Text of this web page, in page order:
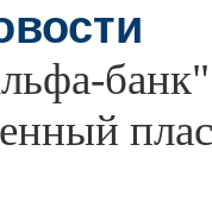
банк"